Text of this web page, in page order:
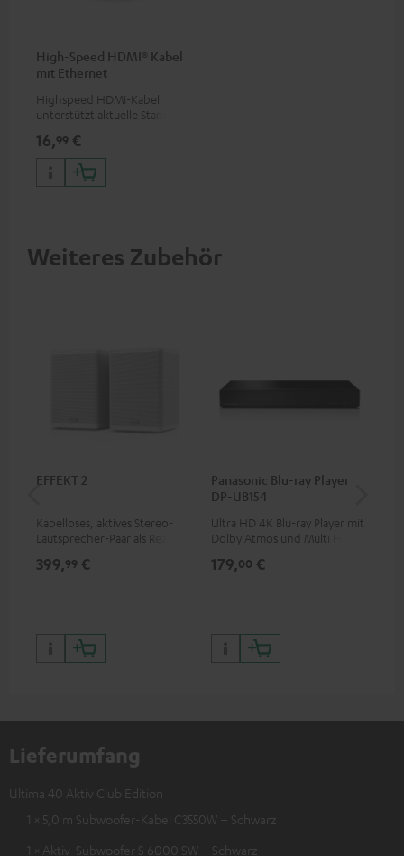
High-Speed HDMI® Kabel
mit Ethernet
Highspeed HDMI-Kabel
unterstützt aktuelle Standards
16,99 €
Weiteres Zubehör
EFFEKT 2
Kabelloses, aktives Stereo-
Lautsprecher-Paar als Rear-
geeignete Teufel Systeme
399,99 €
Panasonic Blu-ray Player
DP-UB154
Ultra HD 4K Blu-ray Player mit
Dolby Atmos und Multi HDR-
HDR10+ für eine überragende
179,00 €
Lieferumfang
Ultima 40 Aktiv Club Edition
1 × 5,0 m Subwoofer-Kabel C3550W – Schwarz
1 × Aktiv-Subwoofer S 6000 SW – Schwarz